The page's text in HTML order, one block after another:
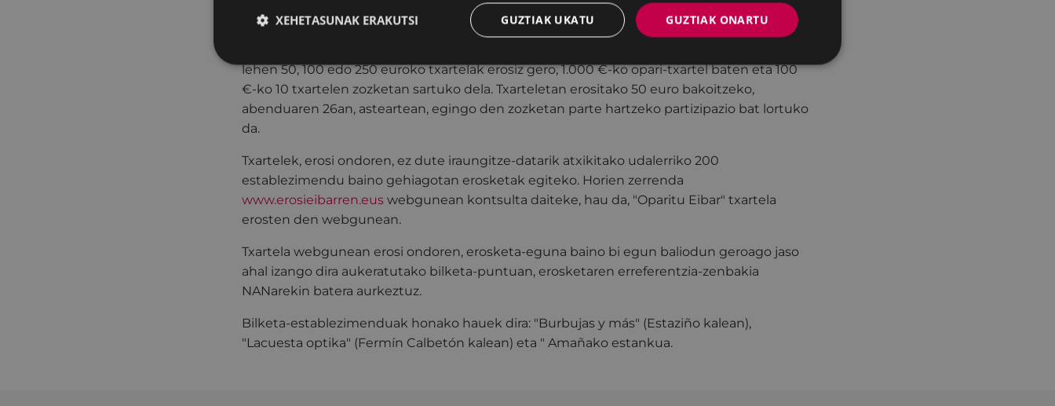
zenbatekoak haren bitartez kentzen joango baitira.
lehen 50, 100 edo 250 euroko txartelak erosiz gero, 1.000 €-ko opari-txartel baten eta 100
€-ko 10 txartelen zozketan sartuko dela. Txarteletan erositako 50 euro bakoitzeko,
abenduaren 26an, asteartean, egingo den zozketan parte hartzeko partizipazio bat lortuko
da.
Txartelek, erosi ondoren, ez dute iraungitze-datarik atxikitako udalerriko 200
establezimendu baino gehiagotan erosketak egiteko. Horien zerrenda
www.erosieibarren.eus webgunean kontsulta daiteke, hau da, "Oparitu Eibar" txartela
erosten den webgunean.
Txartela webgunean erosi ondoren, erosketa-eguna baino bi egun baliodun geroago jaso
ahal izango dira aukeratutako bilketa-puntuan, erosketaren erreferentzia-zenbakia
NANarekin batera aurkeztuz.
Bilketa-establezimenduak honako hauek dira: "Burbujas y más" (Estaziño kalean),
"Lacuesta optika" (Fermín Calbetón kalean) eta " Amañako estankua.
GUZTIAK ONARTU
GUZTIAK UKATU
XEHETASUNAK ERAKUTSI